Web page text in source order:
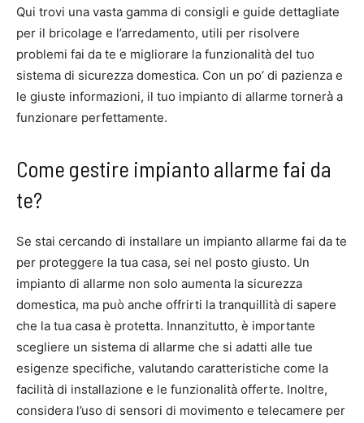
Qui trovi una vasta gamma di consigli e guide dettagliate
per il bricolage e l’arredamento, utili per risolvere
problemi fai da te e migliorare la funzionalità del tuo
sistema di sicurezza domestica. Con un po’ di pazienza e
le giuste informazioni, il tuo impianto di allarme tornerà a
funzionare perfettamente.
Come gestire impianto allarme fai da
te?
Se stai cercando di installare un impianto allarme fai da te
per proteggere la tua casa, sei nel posto giusto. Un
impianto di allarme non solo aumenta la sicurezza
domestica, ma può anche offrirti la tranquillità di sapere
che la tua casa è protetta. Innanzitutto, è importante
scegliere un sistema di allarme che si adatti alle tue
esigenze specifiche, valutando caratteristiche come la
facilità di installazione e le funzionalità offerte. Inoltre,
considera l’uso di sensori di movimento e telecamere per